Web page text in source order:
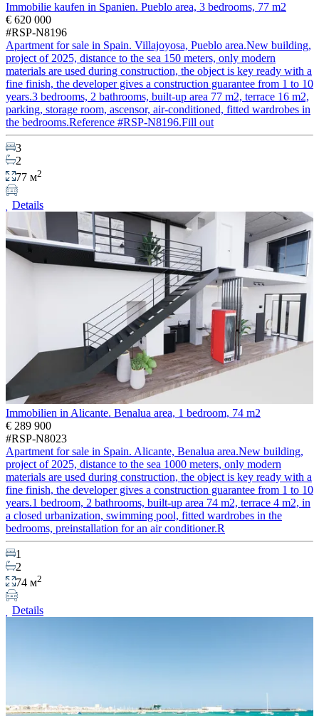
Immobilie kaufen in Spanien. Pueblo area, 3 bedrooms, 77 m2
€ 620 000
#RSP-N8196
Apartment for sale in Spain. Villajoyosa, Pueblo area.New building,
project of 2025, distance to the sea 150 meters, only modern
materials are used during construction, the object is key ready with a
fine finish, the developer gives a construction guarantee from 1 to 10
years.3 bedrooms, 2 bathrooms, built-up area 77 m2, terrace 16 m2,
parking, storage room, ascensor, air-conditioned, fitted wardrobes in
the bedrooms.Reference #RSP-N8196.Fill out
3
2
77 м2
Details
Immobilien in Alicante. Benalua area, 1 bedroom, 74 m2
€ 289 900
#RSP-N8023
Apartment for sale in Spain. Alicante, Benalua area.New building,
project of 2025, distance to the sea 1000 meters, only modern
materials are used during construction, the object is key ready with a
fine finish, the developer gives a construction guarantee from 1 to 10
years.1 bedroom, 2 bathrooms, built-up area 74 m2, terrace 4 m2, in
a closed urbanization, swimming pool, fitted wardrobes in the
bedrooms, preinstallation for an air conditioner.R
1
2
74 м2
Details